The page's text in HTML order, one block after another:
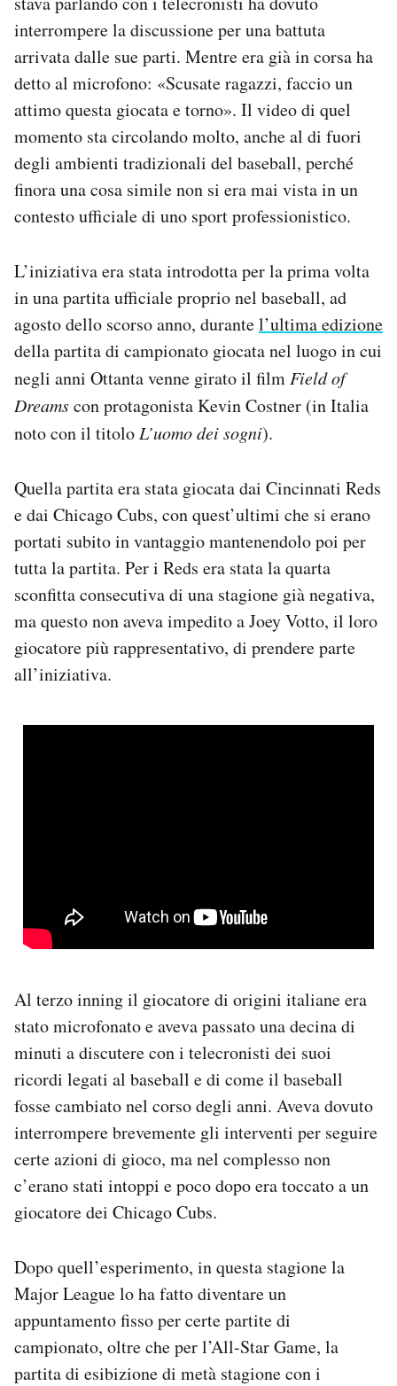
interrompere la discussione per una battuta
arrivata dalle sue parti. Mentre era già in corsa ha
detto al microfono: «Scusate ragazzi, faccio un
attimo questa giocata e torno». Il video di quel
momento sta circolando molto, anche al di fuori
degli ambienti tradizionali del baseball, perché
finora una cosa simile non si era mai vista in un
contesto ufficiale di uno sport professionistico.
L’iniziativa era stata introdotta per la prima volta
in una partita ufficiale proprio nel baseball, ad
agosto dello scorso anno, durantel’ultima edizione
della partita di campionato giocata nel luogo in cui
negli anni Ottanta venne girato il film Field of
Dreamscon protagonista Kevin Costner (in Italia
noto con il titolo L’uomo dei sogni).
Quella partita era stata giocata dai Cincinnati Reds
e dai Chicago Cubs, con quest’ultimi che si erano
portati subito in vantaggio mantenendolo poi per
tutta la partita. Per i Reds era stata la quarta
sconfitta consecutiva di una stagione già negativa,
ma questo non aveva impedito a Joey Votto, il loro
giocatore più rappresentativo, di prendere parte
all’iniziativa.
Al terzo inning il giocatore di origini italiane era
stato microfonato e aveva passato una decina di
minuti a discutere con i telecronisti dei suoi
ricordi legati al baseball e di come il baseball
fosse cambiato nel corso degli anni. Aveva dovuto
interrompere brevemente gli interventi per seguire
certe azioni di gioco, ma nel complesso non
c’erano stati intoppi e poco dopo era toccato a un
giocatore dei Chicago Cubs.
Dopo quell’esperimento, in questa stagione la
Major League lo ha fatto diventare un
appuntamento fisso per certe partite di
campionato, oltre che per l’All-Star Game, la
partita di esibizione di metà stagione con i